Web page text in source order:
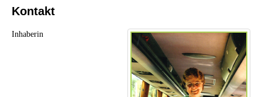
Kontakt
Inhaberin